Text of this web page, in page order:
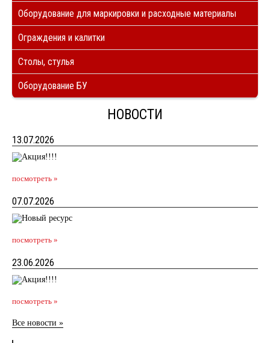
Оборудование для маркировки и расходные материалы
Ограждения и калитки
Столы, стулья
Оборудование БУ
НОВОСТИ
13.07.2026
посмотреть »
07.07.2026
посмотреть »
23.06.2026
посмотреть »
Все новости »